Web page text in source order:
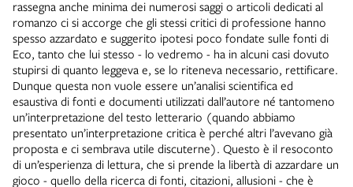
rassegna anche minima dei numerosi saggi o articoli dedicati al
romanzo ci si accorge che gli stessi critici di professione hanno
spesso azzardato e suggerito ipotesi poco fondate sulle fonti di
Eco, tanto che lui stesso - lo vedremo - ha in alcuni casi dovuto
stupirsi di quanto leggeva e, se lo riteneva necessario, rettificare.
Dunque questa non vuole essere un’analisi scientifica ed
esaustiva di fonti e documenti utilizzati dall’autore né tantomeno
un’interpretazione del testo letterario (quando abbiamo
presentato un’interpretazione critica è perché altri l’avevano già
proposta e ci sembrava utile discuterne). Questo è il resoconto
di un’esperienza di lettura, che si prende la libertà di azzardare un
gioco - quello della ricerca di fonti, citazioni, allusioni - che è